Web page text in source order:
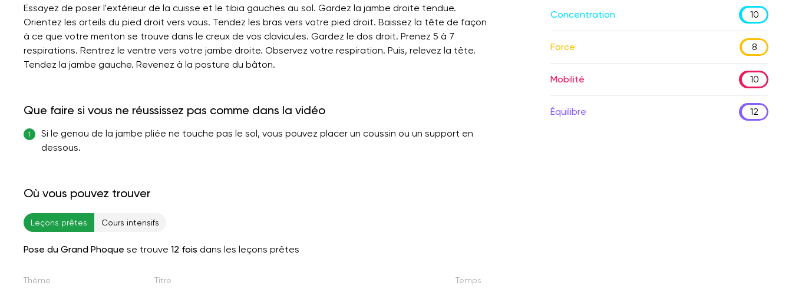
Essayez de poser l'extérieur de la cuisse et le tibia gauches au sol. Gardez la jambe droite tendue.
Orientez les orteils du pied droit vers vous. Tendez les bras vers votre pied droit. Baissez la tête de façon
à ce que votre menton se trouve dans le creux de vos clavicules. Gardez le dos droit. Prenez 5 à 7
respirations. Rentrez le ventre vers votre jambe droite. Observez votre respiration. Puis, relevez la tête.
Tendez la jambe gauche. Revenez à la posture du bâton.
Que faire si vous ne réussissez pas comme dans la vidéo
1
Si le genou de la jambe pliée ne touche pas le sol, vous pouvez placer un coussin ou un support en
dessous.
Où vous pouvez trouver
Leçons prêtes Cours intensifs
Pose du Grand Phoque se trouve 12 fois dans les leçons prêtes
Thème Titre Temps
Concentration 10
Force 8
Mobilité 10
Équilibre 12